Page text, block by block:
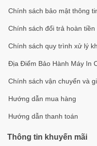
Chính sách bảo mật thông
Chính sách đổi trả hoàn tiền
Chính sách quy trình xử lý
Địa Điểm Bảo Hành Máy In
Chính sách vận chuyển và
Hướng dẫn mua hàng
Hướng dẫn thanh toán
Thông tin khuyến mãi